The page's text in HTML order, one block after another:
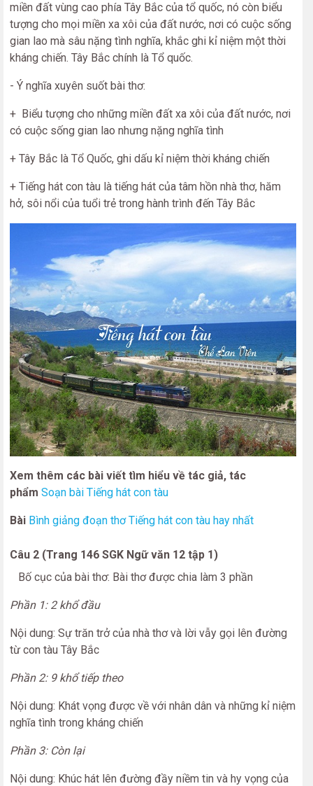
miền đất vùng cao phía Tây Bắc của tổ quốc, nó còn biểu
tượng cho mọi miền xa xôi của đất nước, nơi có cuộc sống
gian lao mà sâu nặng tình nghĩa, khắc ghi kỉ niệm một thời
kháng chiến. Tây Bắc chính là Tổ quốc.
- Ý nghĩa xuyên suốt bài thơ:
+ Biểu tượng cho những miền đất xa xôi của đất nước, nơi
có cuộc sống gian lao nhưng nặng nghĩa tình
+ Tây Bắc là Tổ Quốc, ghi dấu kỉ niệm thời kháng chiến
+ Tiếng hát con tàu là tiếng hát của tâm hồn nhà thơ, hăm
hở, sôi nổi của tuổi trẻ trong hành trình đến Tây Bắc
Xem thêm các bài viết tìm hiểu về tác giả, tác
phẩm Soạn bài Tiếng hát con tàu
Bài Bình giảng đoạn thơ Tiếng hát con tàu hay nhất
Câu 2 (Trang 146 SGK Ngữ văn 12 tập 1)
Bố cục của bài thơ: Bài thơ được chia làm 3 phần
Phần 1: 2 khổ đầu
Nội dung: Sự trăn trở của nhà thơ và lời vẫy gọi lên đường
từ con tàu Tây Bắc
Phần 2: 9 khổ tiếp theo
Nội dung: Khát vọng được về với nhân dân và những kỉ niệm
nghĩa tình trong kháng chiến
Phần 3: Còn lại
Nội dung: Khúc hát lên đường đầy niềm tin và hy vọng của